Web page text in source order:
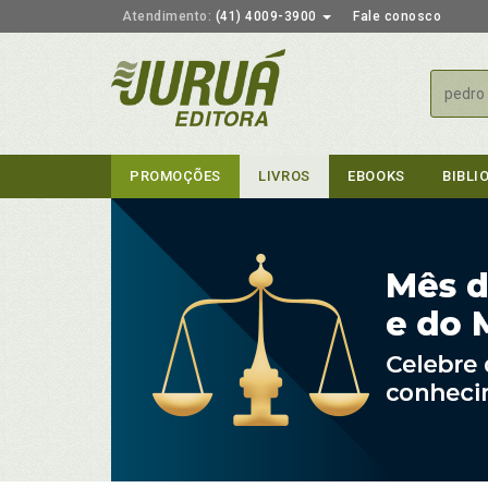
Atendimento: (41) 4009-3900 Fale conosco
PROMOÇÕES LIVROS EBOOKS